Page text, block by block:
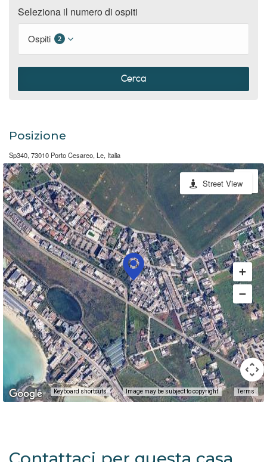
Seleziona il numero di ospiti
Ospiti 2
Cerca
Posizione
Sp340, 73010 Porto Cesareo, Le, Italia
Keyboard shortcuts Image may be subject to copyright Terms
Street View